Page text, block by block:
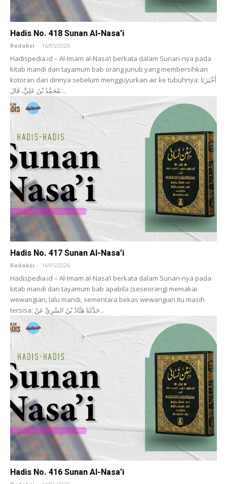
Hadis No. 418 Sunan Al-Nasa’i
Redaksi - 16/05/2026
Hadispedia.id – Al-Imam al-Nasa’i berkata dalam Sunan-nya pada
kitab mandi dan tayamum bab orang junub yang membersihkan
kotoran dari dirinya sebelum mengguyurkan air ke tubuhnya: أَخْبَرَنَا
‌مُحَمَّدُ بْنُ عَلِيٍّ، قَالَ:...
Hadis No. 417 Sunan Al-Nasa’i
Redaksi - 16/05/2026
Hadispedia.id – Al-Imam al-Nasa’i berkata dalam Sunan-nya pada
kitab mandi dan tayamum bab apabila (seseorang) memakai
wewangian, lalu mandi, sementara bekas wewangian itu masih
tersisa: حَدَّثَنَا ‌هَنَّادُ بْنُ السَّرِيِّ عَنْ...
Hadis No. 416 Sunan Al-Nasa’i